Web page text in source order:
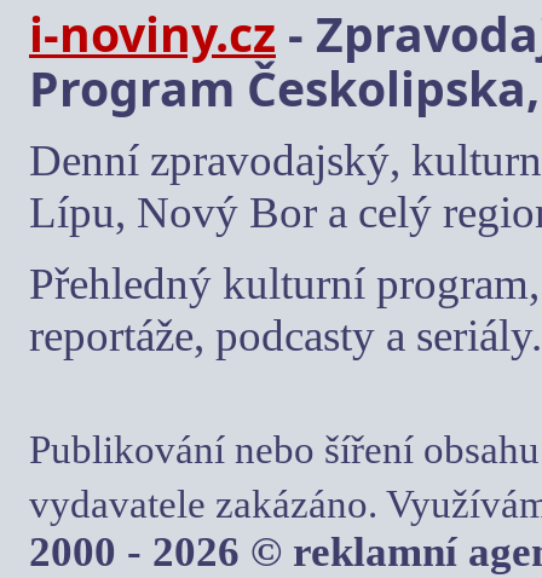
i-noviny.cz -
Program
Denní zpravodajský,
Lípu, Nový Bor a celý
Přehledný kulturní
reportáže, podcasty a seriály.
Publikování nebo šíření
vydavatele zakázáno.
2000 - 2026 © reklamní